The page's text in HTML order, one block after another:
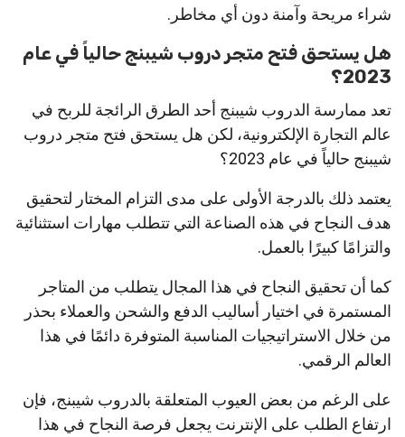
شراء مريحة وآمنة دون أي مخاطر.
هل يستحق فتح متجر دروب شيبنج حالياً في عام
2023؟
تعد ممارسة الدروب شيبنج أحد الطرق الرائجة للربح في
عالم التجارة الإلكترونية، لكن هل يستحق فتح متجر دروب
شيبنج حالياً في عام 2023؟
يعتمد ذلك بالدرجة الأولى على مدى التزام المختار لتحقيق
هدف النجاح في هذه الصناعة التي تتطلب مهارات استثنائية
والتزامًا كبيرًا بالعمل.
كما أن تحقيق النجاح في هذا المجال يتطلب من المتاجر
المستمرة في اختيار أساليب الدفع والشحن والعملاء بحذر
من خلال الاستراتيجيات المناسبة المتوفرة دائمًا في هذا
العالم الرقمي.
على الرغم من بعض العيوب المتعلقة بالدروب شيبنج، فإن
ارتفاع الطلب على الإنترنت يجعل فرصة النجاح في هذا